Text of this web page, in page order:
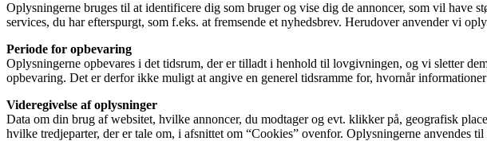
Oplysningerne bruges til at identificere dig som bruger og vise dig de annoncer, som vil have
services, du har efterspurgt, som f.eks. at fremsende et nyhedsbrev. Herudover anvender vi
Periode for opbevaring
Oplysningerne opbevares i det tidsrum, der er tilladt i henhold til lovgivningen, og vi sletter
opbevaring. Det er derfor ikke muligt at angive en generel tidsramme for, hvornår informationer
Videregivelse af oplysninger
Data om din brug af websitet, hvilke annoncer, du modtager og evt. klikker på, geografisk
hvilke tredjeparter, der er tale om, i afsnittet om “Cookies” ovenfor. Oplysningerne anvendes